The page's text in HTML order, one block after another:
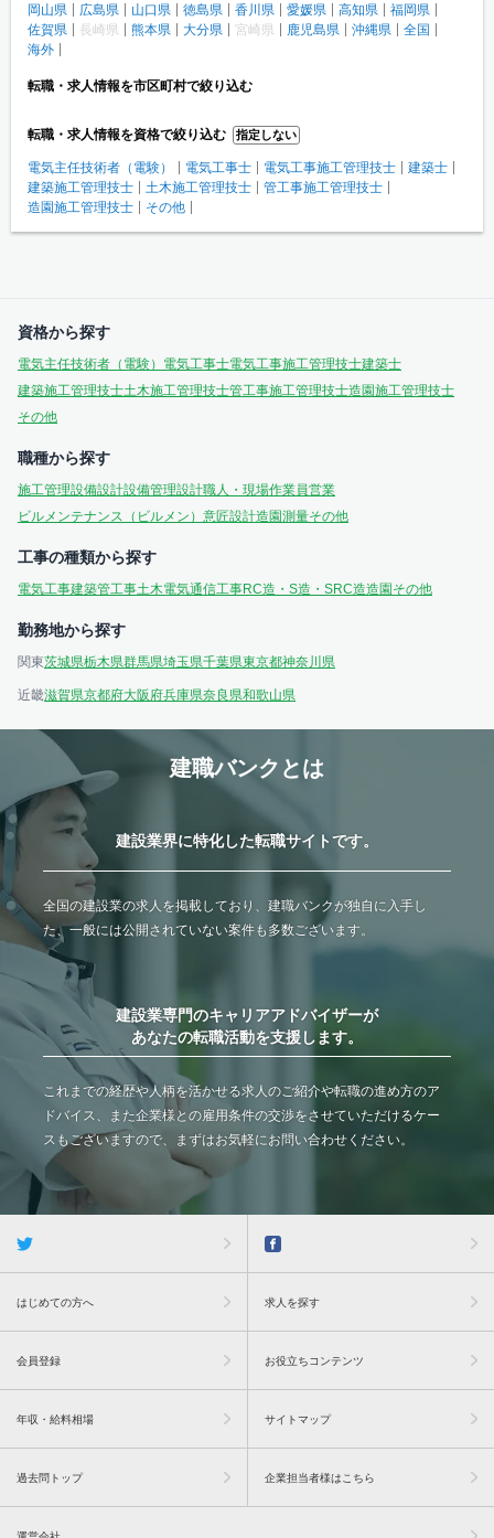
岡山県
広島県 山口県 徳島県 香川県 愛媛県 高知県
福岡県
佐賀県
長崎県 熊本県 大分県 宮崎県 鹿児島県 沖縄県
全国
海外
転職・求人情報を市区町村で絞り込む
転職・求人情報を資格で絞り込む 指定しない
電気主任技術者（電験） 電気工事士 電気工事施工管理技士
建築士
建築施工管理技士
土木施工管理技士
管工事施工管理技士
造園施工管理技士
その他
資格から探す
電気主任技術者（電験） 電気工事士電気工事施工管理技士建築士
建築施工管理技士土木施工管理技士管工事施工管理技士造園施工管理技士
その他
職種から探す
施工管理設備設計設備管理設計職人・現場作業員営業
ビルメンテナンス（ビルメン） 意匠設計造園測量その他
工事の種類から探す
電気工事建築管工事土木電気通信工事RC造・S造・SRC造造園 その他
勤務地から探す
関東茨城県栃木県群馬県埼玉県千葉県東京都神奈川県
近畿滋賀県京都府大阪府兵庫県奈良県和歌山県
建職バンクとは
建設業界に特化した転職サイトです。
全国の建設業の求人を掲載しており、建職バンクが独自に入手し
た、一般には公開されていない案件も多数ございます。
建設業専門のキャリアアドバイザーが
あなたの転職活動を支援します。
これまでの経歴や人柄を活かせる求人のご紹介や転職の進め方のア
ドバイス、また企業様との雇用条件の交渉をさせていただけるケー
スもございますので、まずはお気軽にお問い合わせください。
はじめての方へ 求人を探す
会員登録 お役立ちコンテンツ
年収・給料相場 サイトマップ
過去問トップ 企業担当者様はこちら